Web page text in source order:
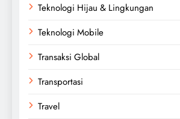
Teknologi Hijau & Lingkungan
Teknologi Mobile
Transaksi Global
Transportasi
Travel